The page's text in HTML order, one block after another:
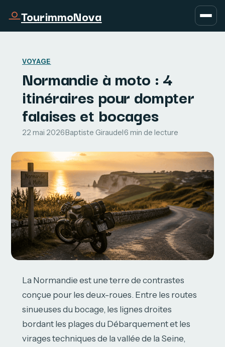
TourimmoNova
VOYAGE
Normandie à moto : 4
itinéraires pour dompter
falaises et bocages
22 mai 2026·Baptiste Giraudel·6 min de lecture
La Normandie est une terre de contrastes
conçue pour les deux-roues. Entre les routes
sinueuses du bocage, les lignes droites
bordant les plages du Débarquement et les
virages techniques de la vallée de la Seine,